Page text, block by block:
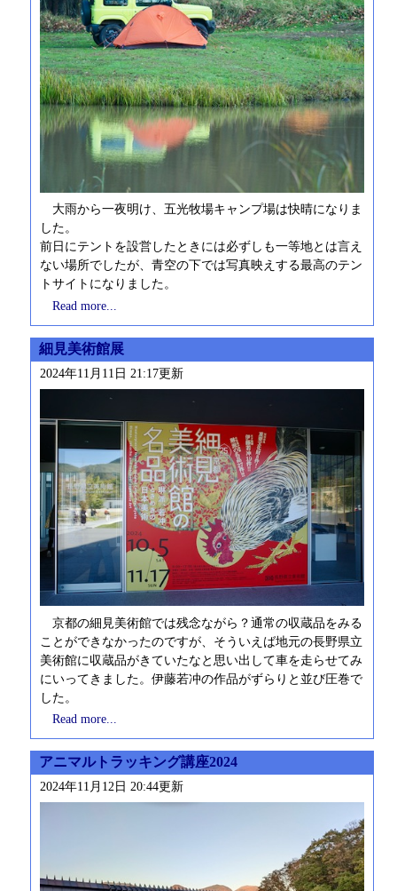
大雨から一夜明け、五光牧場キャンプ場は快晴になりま
した。
前日にテントを設営したときには必ずしも一等地とは言え
ない場所でしたが、青空の下では写真映えする最高のテン
トサイトになりました。
Read more...
細見美術館展
2024年11月11日 21:17更新
京都の細見美術館では残念ながら？通常の収蔵品をみる
ことができなかったのですが、そういえば地元の長野県立
美術館に収蔵品がきていたなと思い出して車を走らせてみ
にいってきました。伊藤若冲の作品がずらりと並び圧巻で
した。
Read more...
アニマルトラッキング講座2024
2024年11月12日 20:44更新